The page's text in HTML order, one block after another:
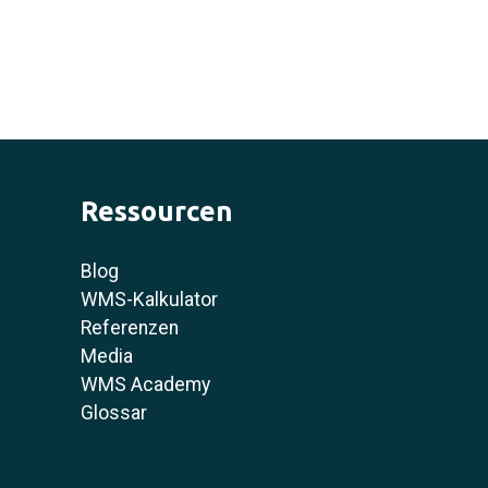
Ressourcen
Blog
WMS-Kalkulator
Referenzen
Media
WMS Academy
Glossar